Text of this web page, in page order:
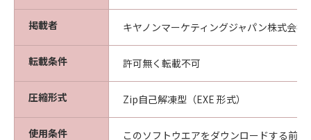
掲載者 キヤノンマーケティングジャパン株式会社
転載条件 許可無く転載不可
圧縮形式 Zip自己解凍型（EXE 形式）
使用条件
このソフトウエアをダウンロードする前